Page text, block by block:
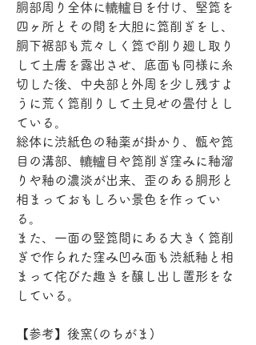
胴部周り全体に轆轤目を付け、堅箆を
四ヶ所とその間を大胆に箆削ぎをし、
胴下裾部も荒々しく箆で削り廻し取り
して土膚を露出させ、底面も同様に糸
切した後、中央部と外周を少し残すよ
うに荒く箆削りして土見せの畳付とし
ている。
総体に渋紙色の釉薬が掛かり、甑や箆
目の溝部、轆轤目や箆削ぎ窪みに釉溜
りや釉の濃淡が出来、歪のある胴形と
相まっておもしろい景色を作ってい
る。
また、一面の竪箆間にある大きく箆削
ぎで作られた窪み凹み面も渋紙釉と相
まって侘びた趣きを醸し出し置形をな
している。
【参考】後窯(のちがま)